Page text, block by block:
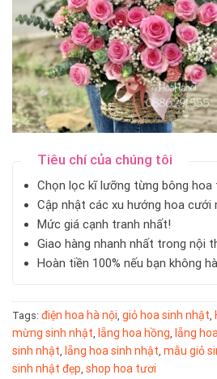
Tiêu chí của chúng tôi
Chọn lọc kĩ lưỡng từng bông
Cập nhật các xu hướng hoa cưới
Mức giá cạnh tranh nhất!
Giao hàng nhanh nhất trong nội
Hoàn tiền 100% nếu bạn không
Tags: điện hoa hà nội, giỏ hoa sinh nhật,
mừng sinh nhật, lẵng hoa hồng, lẵng
sinh nhật, lẵng hoa sinh nhật, mẫu giỏ
sinh nhật đẹp, shop hoa tươi